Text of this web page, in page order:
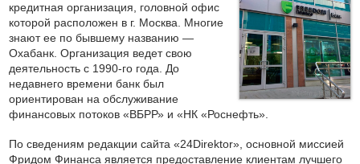
кредитная организация, головной офис
которой расположен в г. Москва. Многие
знают ее по бывшему названию —
Охабанк. Организация ведет свою
деятельность с 1990-го года. До
недавнего времени банк был
ориентирован на обслуживание
финансовых потоков «ВБРР» и «НК «Роснефть».
По сведениям редакции сайта «24Direktor», основной миссией
Фридом Финанса является предоставление клиентам лучшего